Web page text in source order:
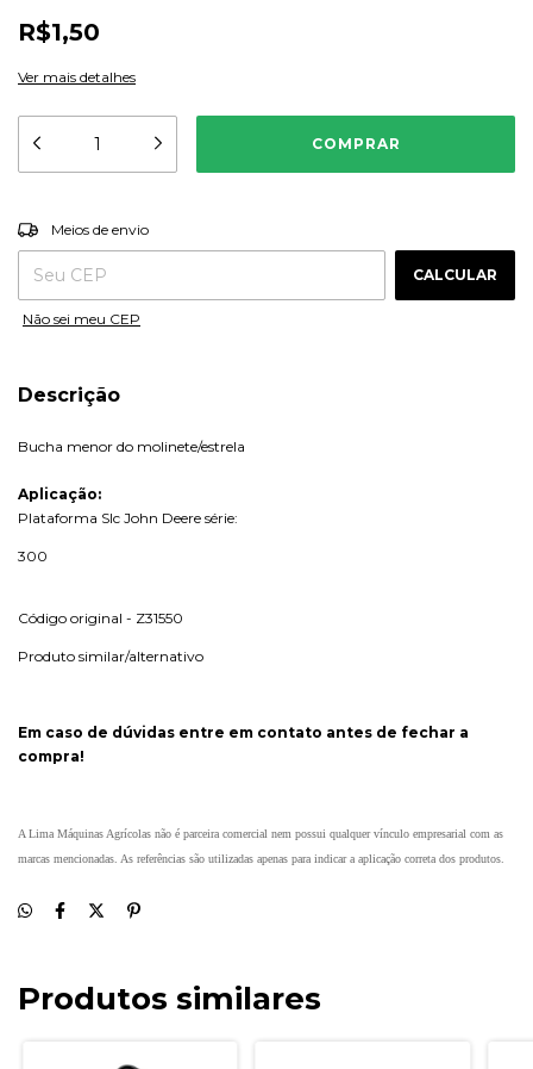
R$1,50
Ver mais detalhes
Entregas para o CEP:
Meios de envio
CALCULAR
Não sei meu CEP
Descrição
Bucha menor do molinete/estrela
Aplicação:
Plataforma Slc John Deere série:
300
Código original - Z31550
Produto similar/alternativo
Em caso de dúvidas entre em contato antes de fechar a
compra!
A Lima Máquinas Agrícolas não é parceira comercial nem possui qualquer vínculo empresarial com as
marcas mencionadas. As referências são utilizadas apenas para indicar a aplicação correta dos produtos.
Produtos similares